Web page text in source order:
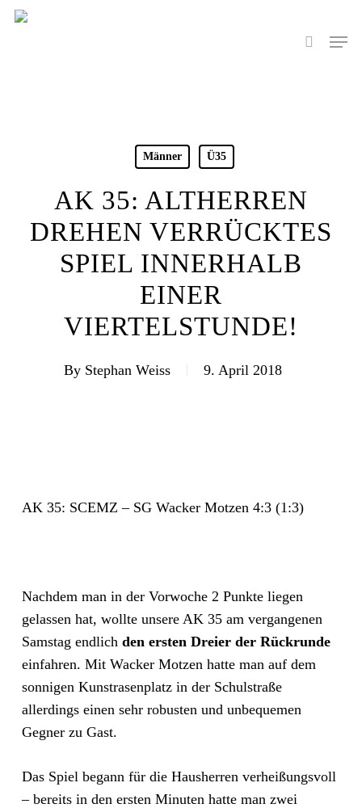
Skip
search
Menu
Männer Ü35
AK 35: ALTHERREN
DREHEN VERRÜCKTES
SPIEL INNERHALB
EINER
VIERTELSTUNDE!
By Stephan Weiss 9. April 2018
AK 35: SCEMZ – SG Wacker Motzen 4:3 (1:3)
Nachdem man in der Vorwoche 2 Punkte liegen
gelassen hat, wollte unsere AK 35 am vergangenen
Samstag endlich den ersten Dreier der Rückrunde
einfahren. Mit Wacker Motzen hatte man auf dem
sonnigen Kunstrasenplatz in der Schulstraße
allerdings einen sehr robusten und unbequemen
Gegner zu Gast.
Das Spiel begann für die Hausherren verheißungsvoll
– bereits in den ersten Minuten hatte man zwei